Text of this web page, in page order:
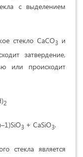
с выделением
стекло СаСO3 и
затвердение,
или происходит
2
3 + СаSiO3.
стекла является